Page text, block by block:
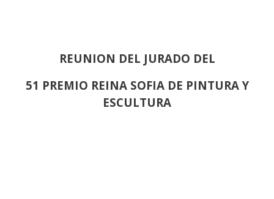
REUNION DEL JURADO DEL
51 PREMIO REINA SOFIA DE PINTURA Y
ESCULTURA